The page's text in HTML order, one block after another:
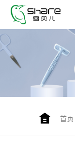
首页